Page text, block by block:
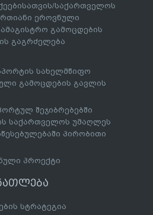
საქართველოს
ეროვნული
გამოცდების
გაგრძელება
სახელმწიფო
გამოცდების გავლის
შეჯიბრებებში
საქართველოს უმაღლეს
პირობითი
პროექტი
სტრატეგია